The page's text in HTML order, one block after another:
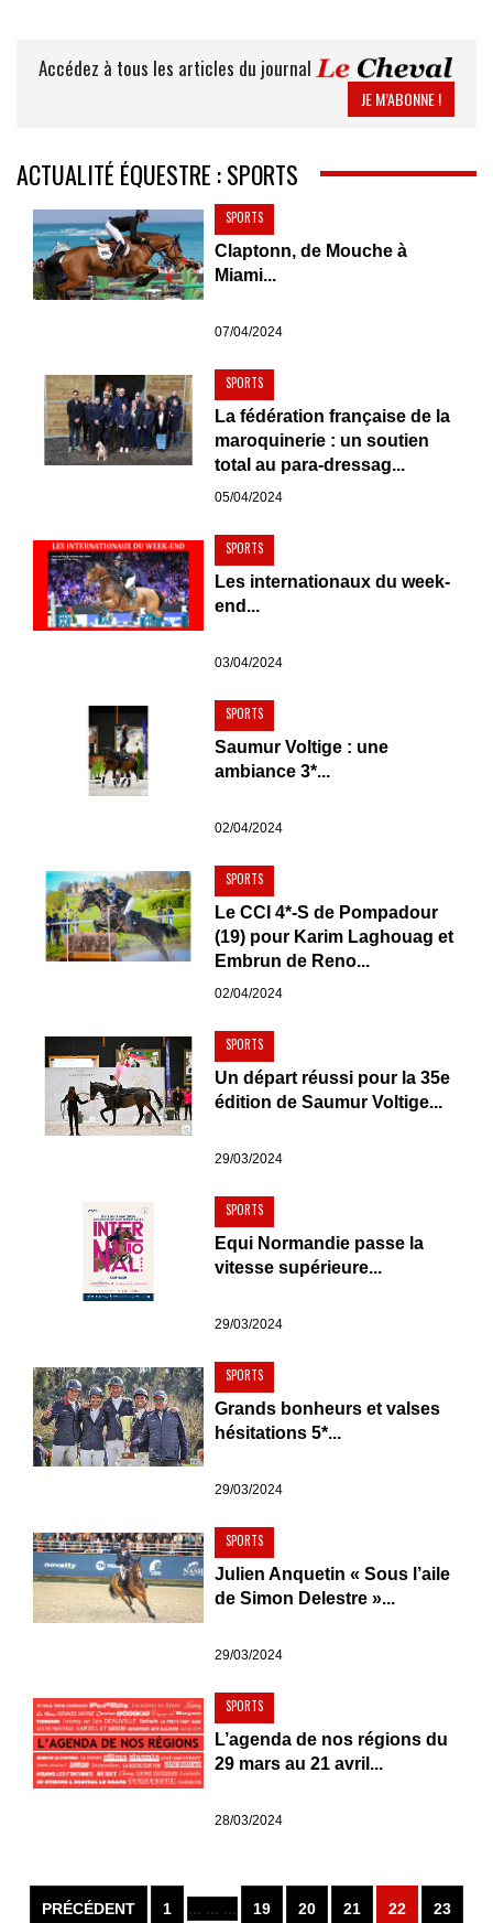
Accédez à tous les articles du journal
JE M’ABONNE !
ACTUALITÉ ÉQUESTRE : SPORTS
SPORTS
Claptonn, de Mouche à
Miami...
07/04/2024
SPORTS
La fédération française de la
maroquinerie : un soutien
total au para-dressag...
05/04/2024
SPORTS
Les internationaux du week-
end...
03/04/2024
SPORTS
Saumur Voltige : une
ambiance 3*...
02/04/2024
SPORTS
Le CCI 4*-S de Pompadour
(19) pour Karim Laghouag et
Embrun de Reno...
02/04/2024
SPORTS
Un départ réussi pour la 35e
édition de Saumur Voltige...
29/03/2024
SPORTS
Equi Normandie passe la
vitesse supérieure...
29/03/2024
SPORTS
Grands bonheurs et valses
hésitations 5*...
29/03/2024
SPORTS
Julien Anquetin « Sous l’aile
de Simon Delestre »...
29/03/2024
SPORTS
L’agenda de nos régions du
29 mars au 21 avril...
28/03/2024
PRÉCÉDENT 1 ... ... ... 19 20 21 22 23